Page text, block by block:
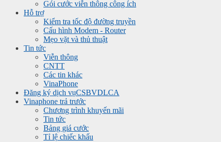
Gói cước viễn thông công ích
Hỗ trợ
Kiểm tra tốc độ đường truyền
Cấu hình Modem - Router
Mẹo vặt và thủ thuật
Tin tức
Viễn thông
CNTT
Các tin khác
VinaPhone
Đăng ký dịch vụCSBVDLCA
Vinaphone trả trước
Chương trình khuyến mãi
Tin tức
Bảng giá cước
Tỉ lệ chiếc khấu